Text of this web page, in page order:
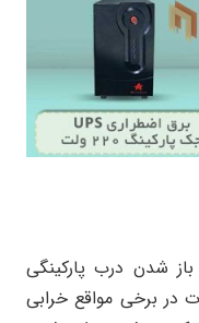
شدن درب پارکینگی
در برخی مواقع خرابی